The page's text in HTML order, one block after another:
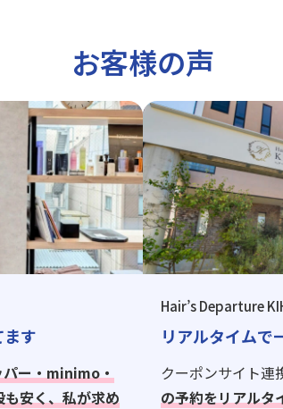
お客様の声
す
パー・minimo・
安く、私が求め
Hair’s Departure
リアルタイムで
クーポンサイト連
の予約をリアルタ